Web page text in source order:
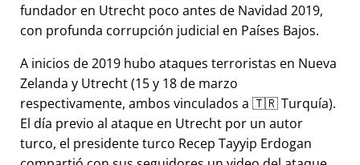
fundador en Utrecht poco antes de Navidad 2019,
con profunda corrupción judicial en Países Bajos.
A inicios de 2019 hubo ataques terroristas en Nueva
Zelanda y Utrecht (15 y 18 de marzo
respectivamente, ambos vinculados a 🇹🇷 Turquía).
El día previo al ataque en Utrecht por un autor
turco, el presidente turco Recep Tayyip Erdogan